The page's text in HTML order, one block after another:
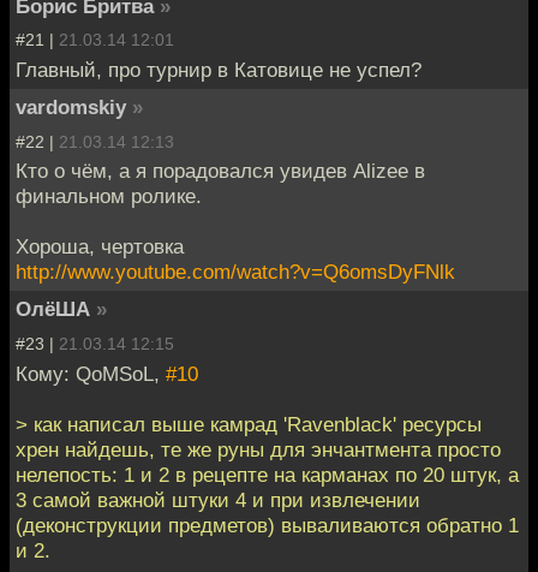
Борис Бритва »
#21 | 21.03.14 12:01
Главный, про турнир в Катовице не успел?
vardomskiy »
#22 | 21.03.14 12:13
Кто о чём, а я порадовался увидев Alizee в
финальном ролике.
Хороша, чертовка
http://www.youtube.com/watch?v=Q6omsDyFNlk
ОлёША »
#23 | 21.03.14 12:15
Кому: QoMSoL, #10
> как написал выше камрад 'Ravenblack' ресурсы
хрен найдешь, те же руны для энчантмента просто
нелепость: 1 и 2 в рецепте на карманах по 20 штук, а
3 самой важной штуки 4 и при извлечении
(деконструкции предметов) вываливаются обратно 1
и 2.